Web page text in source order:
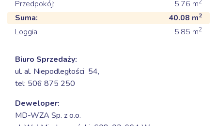
Przedpokój: 5.76 m2
Suma: 40.08 m2
Loggia: 5.85 m2
Biuro Sprzedaży:
ul. al. Niepodległości 54,
tel: 506 875 250
Deweloper:
MD-WZA Sp. z o.o.